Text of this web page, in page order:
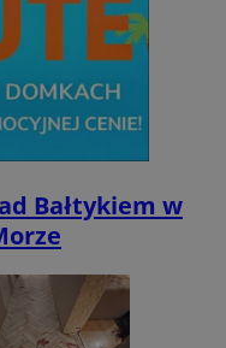
Bałtykiem w